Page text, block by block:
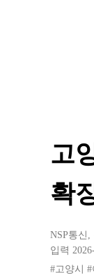
고
확
NSP통신 ,
입력
#고양시
#